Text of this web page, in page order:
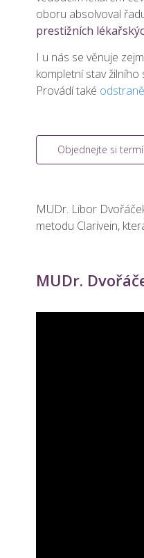
oboru absolvoval
prestižních
I u nás se věnuje
kompletní stav
Provádí také
Objednejte si
MUDr. Libor
metodu Clarivein,
MUDr.